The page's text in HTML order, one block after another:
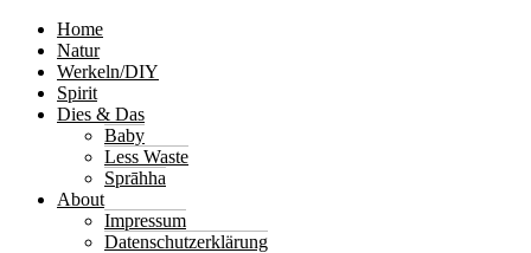
Home
Natur
Werkeln/DIY
Spirit
Dies & Das
Baby
Less Waste
Sprāhha
About
Impressum
Datenschutzerklärung